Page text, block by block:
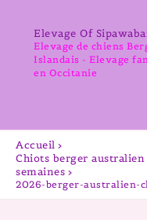
contenuElevage Of
Elevage de chiens
Islandais - Elevage
en Occitanie
Accueil
Chiots berger
semaines
2026-berger-australien-